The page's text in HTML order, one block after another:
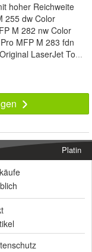
hoher Reichweite
255 dw Color
M 282 nw Color
MFP M 283 fdn
LaserJet To...
Platin